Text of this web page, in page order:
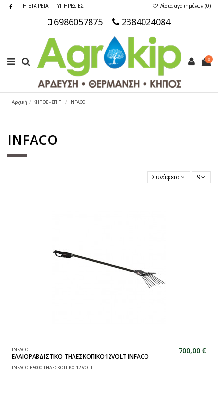
Η ΕΤΑΙΡΕΙΑ ΥΠΗΡΕΣΙΕΣ Λίστα αγαπημένων (0)
6986057875 2384024084
0
Αρχική ΚΗΠΟΣ - ΣΠΙΤΙ INFACO
INFACO
Συνάφεια 9
INFACO
ΕΛΑΙΟΡΑΒΔΙΣΤΙΚΟ ΤΗΛΕΣΚΟΠΙΚΟ12VOLT INFACO
700,00 €
INFACO E5000 ΤΗΛΕΣΚΟΠΙΚΟ 12 VOLT